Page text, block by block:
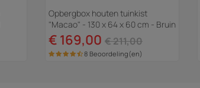
Opbergbox houten tuinkist
"Macao" - 130 x 64 x 60 cm - Bruin
- kastanjebruin
€ 169,00 € 211,00
8 Beoordeling(en)